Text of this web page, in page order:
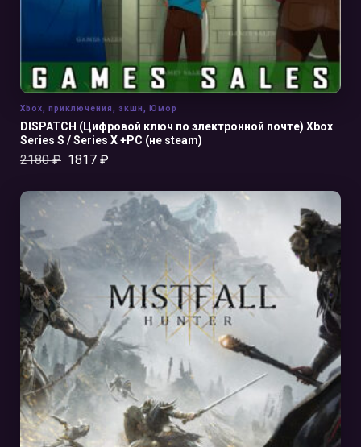
DISPATCH (Цифровой ключ по электронной почте) Xbox
Series S / Series X +PC (не steam)
2180₽ 1817 ₽
Xbox, приключения, экшн, Юмор
В КОРЗИНУ